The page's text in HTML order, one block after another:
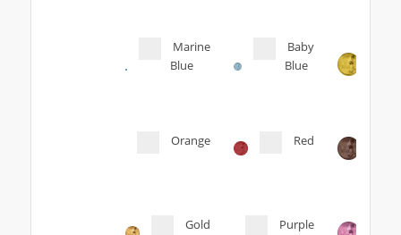
Marine
Blue
Baby
Blue
Orange Red
Gold Purple